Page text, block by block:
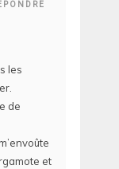
les
de
et